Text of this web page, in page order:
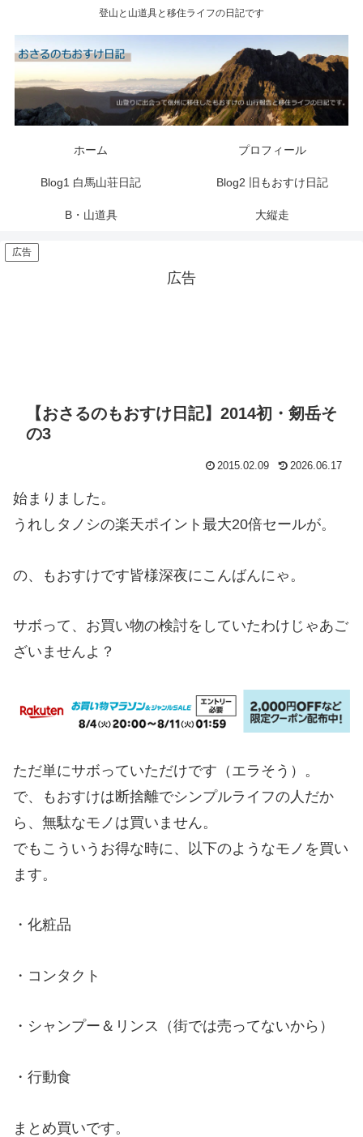
登山と山道具と移住ライフの日記です
ホーム プロフィール
Blog1 白馬山荘日記 Blog2 旧もおすけ日記
B・山道具 大縦走
広告
広告
【おさるのもおすけ日記】2014初・剱岳そ
の3
2015.02.09 2026.06.17
始まりました。
うれしタノシの楽天ポイント最大20倍セールが。
の、もおすけです皆様深夜にこんばんにゃ。
サボって、お買い物の検討をしていたわけじゃあご
ざいませんよ？
ただ単にサボっていただけです（エラそう）。
で、もおすけは断捨離でシンプルライフの人だか
ら、無駄なモノは買いません。
でもこういうお得な時に、以下のようなモノを買い
ます。
・化粧品
・コンタクト
・シャンプー＆リンス（街では売ってないから）
・行動食
まとめ買いです。